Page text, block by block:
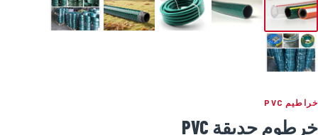
خراطيم PVC
خرطوم حديقة PVC